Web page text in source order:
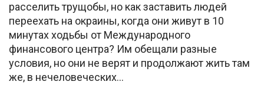
расселить трущобы, но как заставить людей
переехать на окраины, когда они живут в 10
минутах ходьбы от Международного
финансового центра? Им обещали разные
условия, но они не верят и продолжают жить там
же, в нечеловеческих…